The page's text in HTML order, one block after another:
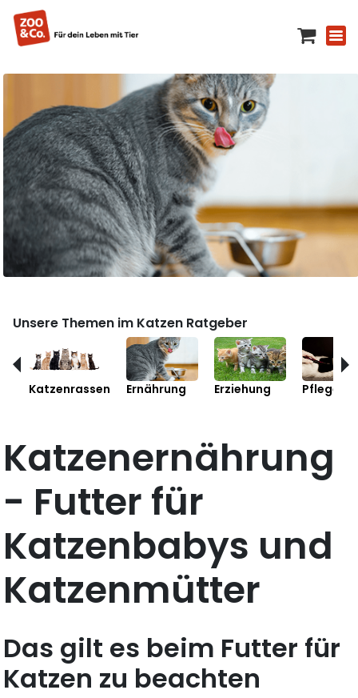
Unsere Themen im Katzen Ratgeber
Katzenrassen Ernährung Erziehung Pflege
Katzenernährung
- Futter für
Katzenbabys und
Katzenmütter
Das gilt es beim Futter für
Katzen zu beachten